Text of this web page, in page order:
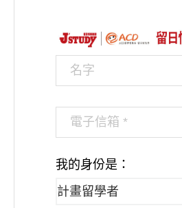
我的身份是：